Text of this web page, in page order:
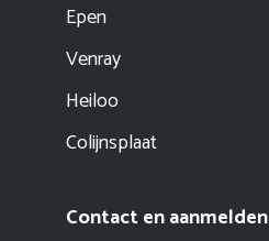
Epen
Venray
Heiloo
Colijnsplaat
Contact en aanmelden